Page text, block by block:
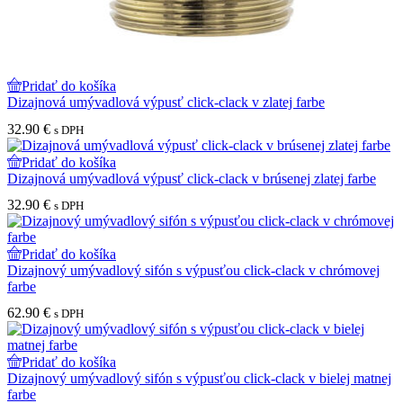
Pridať do košíka
Dizajnová umývadlová výpusť click-clack v zlatej farbe
32.90 € s DPH
Pridať do košíka
Dizajnová umývadlová výpusť click-clack v brúsenej zlatej farbe
32.90 € s DPH
Pridať do košíka
Dizajnový umývadlový sifón s výpusťou click-clack v chrómovej
farbe
62.90 € s DPH
Pridať do košíka
Dizajnový umývadlový sifón s výpusťou click-clack v bielej matnej
farbe